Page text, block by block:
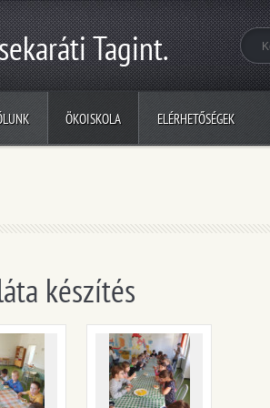
Tagint.
ÖKOISKOLA ELÉRHETŐSÉGEK
készítés